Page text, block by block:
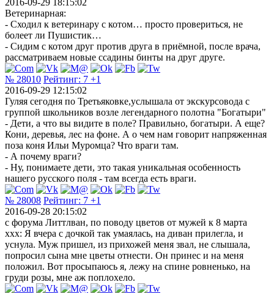
Ветеринарная:
- Сходил к ветеринару с котом… просто провериться, не
болеет ли Пушистик…
- Сидим с котом друг против друга в приёмной, после врача,
рассматриваем новые ссадины бинты на друг друге.
№ 28010 Рейтинг: 7 +1
2016-09-29 12:15:02
Гуляя сегодня по Третьяковке,услышала от экскурсовода с
группой школьников возле легендарного полотна "Богатыри"
- Дети, а что вы видите в поле? Правильно, богатыри. А еще?
Кони, деревья, лес на фоне. А о чем нам говорит напряженная
поза коня Ильи Муромца? Что враги там.
- А почему враги?
- Ну, понимаете дети, это такая уникальная особенность
нашего русского поля - там всегда есть враги.
№ 28008 Рейтинг: 7 +1
2016-09-28 20:15:02
с форума Литтлван, по поводу цветов от мужей к 8 марта
ххх: Я вчера с дочкой так умаялась, на диван прилегла, и
уснула. Муж пришел, из прихожей меня звал, не слышала,
попросил сына мне цветы отнести. Он принес и на меня
положил. Вот просыпаюсь я, лежу на спине ровненько, на
груди розы, мне аж поплохело.